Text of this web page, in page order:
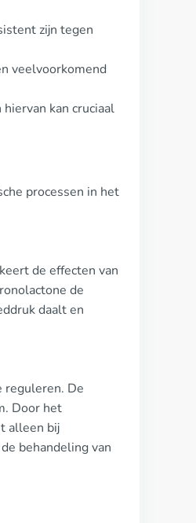
zijn tegen
veelvoorkomend
kan cruciaal
processen in het
de effecten van
de
daalt en
reguleren. De
Door het
alleen bij
behandeling van